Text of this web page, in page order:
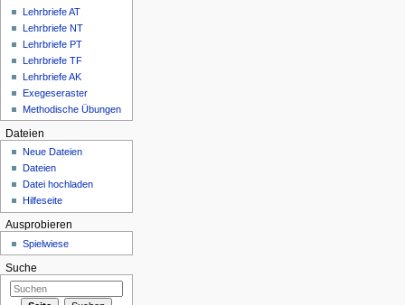
Lehrbriefe AT
Lehrbriefe NT
Lehrbriefe PT
Lehrbriefe TF
Lehrbriefe AK
Exegeseraster
Methodische Übungen
Dateien
Neue Dateien
Dateien
Datei hochladen
Hilfeseite
Ausprobieren
Spielwiese
Suche